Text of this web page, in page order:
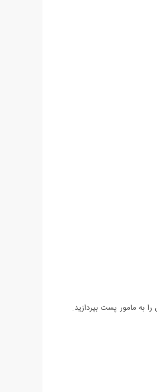
به مامور پست بپردازید.